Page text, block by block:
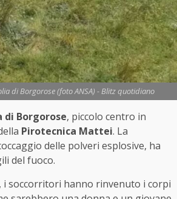
di Borgorose (foto ANSA) - Blitz quotidiano
di Borgorose, piccolo centro in
Pirotecnica Mattei. La
delle polveri esplosive, ha
del fuoco.
i soccorritori hanno rinvenuto i corpi